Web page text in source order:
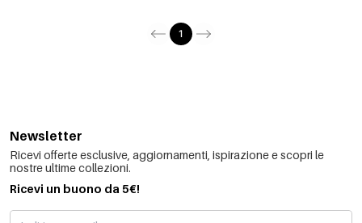
1
Newsletter
Ricevi offerte esclusive, aggiornamenti, ispirazione e scopri le
nostre ultime collezioni.
Ricevi un buono da 5€!